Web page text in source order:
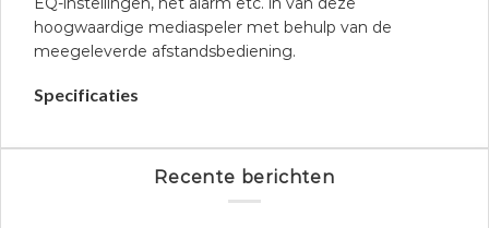
hoogwaardige mediaspeler met behulp van de
meegeleverde afstandsbediening.
Specificaties
Recente berichten